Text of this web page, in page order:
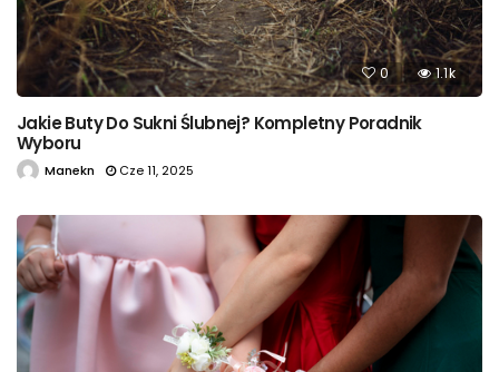
0 1.1k
Jakie Buty Do Sukni Ślubnej? Kompletny Poradnik
Wyboru
Manekn Cze 11, 2025